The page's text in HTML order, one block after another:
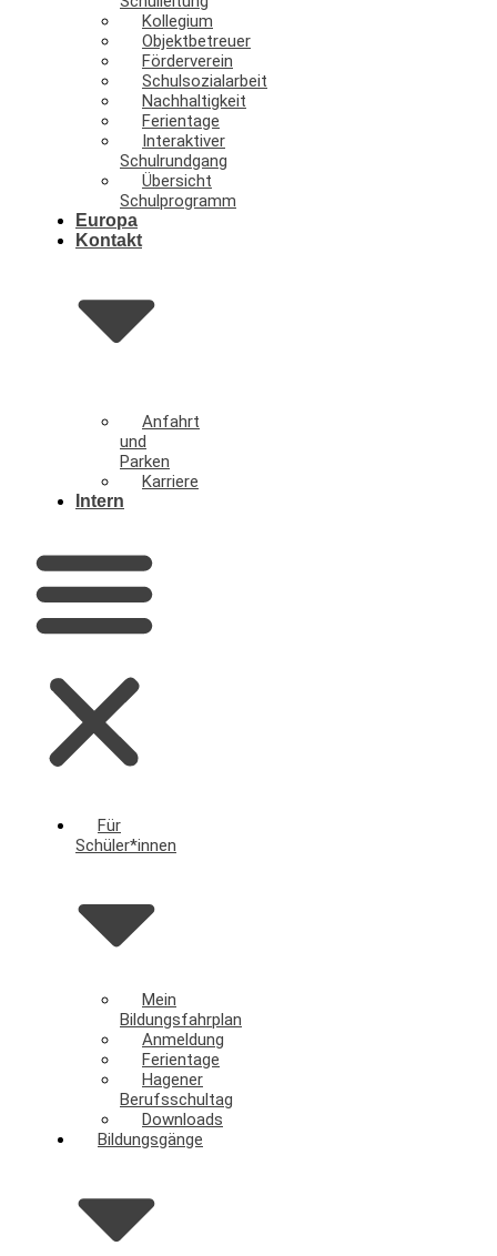
Kollegium
Objektbetreuer
Förderverein
Schulsozialarbeit
Nachhaltigkeit
Ferientage
Interaktiver
Schulrundgang
Übersicht
Schulprogramm
Europa
Kontakt
Anfahrt
und
Parken
Karriere
Intern
Für
Schüler*innen
Mein
Bildungsfahrplan
Anmeldung
Ferientage
Hagener
Berufsschultag
Downloads
Bildungsgänge